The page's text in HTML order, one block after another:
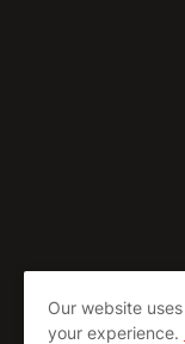
Our website
your experience.